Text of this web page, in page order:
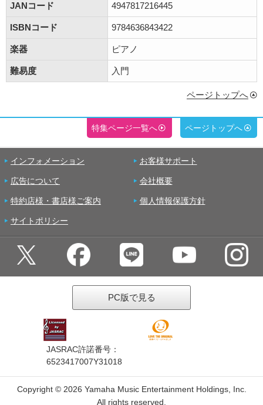
JANコード 4947817216445
ISBNコード 9784636843422
楽器 ピアノ
難易度 入門
ページトップへ
特集ページ一覧へ ページトップへ
インフォメーション お客様サポート
広告について 会社概要
特約店様・書店様ご案内 個人情報保護方針
サイトポリシー
PC版で見る
JASRAC許諾番号：
6523417007Y31018
Copyright © 2026 Yamaha Music Entertainment Holdings, Inc.
All rights reserved.